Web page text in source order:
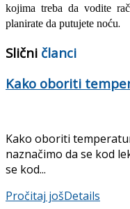
kojima treba da vodite
planirate da putujete noću.
Slični članci
Kako oboriti
Kako oboriti
naznačimo da se kod
se kod...
Pročitaj jošDetails